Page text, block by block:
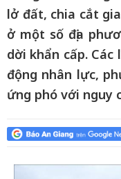
lở đất, chia cắt
ở một số địa
dời khẩn cấp.
động nhân lực,
ứng phó với nguy